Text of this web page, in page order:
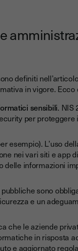
definiti
in vigore. Ecco
sensibili. NIS
per
esempio). L’uso
nei vari siti e app
delle informazioni
sono
e un
che le aziende
in risposta
e aggiornato